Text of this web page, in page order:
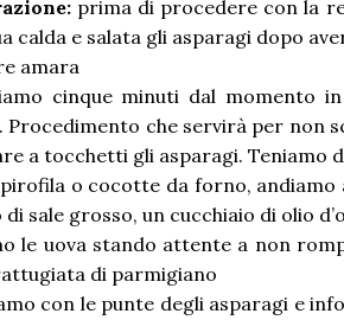
prima di procedere con la
calda e salata gli asparagi dopo
amara
cinque minuti dal momento
Procedimento che servirà per non
a tocchetti gli asparagi. Teniamo
o cocotte da forno,
di sale grosso, un cucchiaio di olio
le uova stando attente a non
di parmigiano
con le punte degli asparagi e